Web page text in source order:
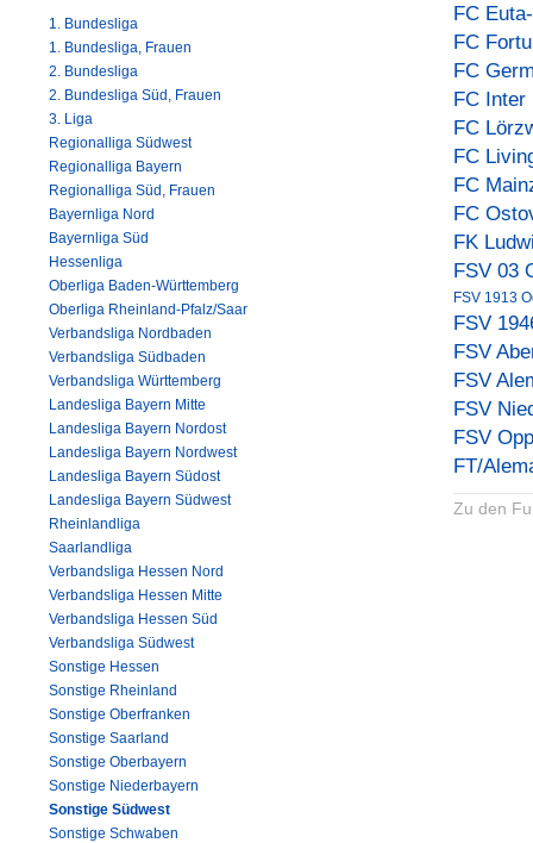
1. Bundesliga
1. Bundesliga, Frauen
2. Bundesliga
2. Bundesliga Süd, Frauen
3. Liga
Regionalliga Südwest
Regionalliga Bayern
Regionalliga Süd, Frauen
Bayernliga Nord
Bayernliga Süd
Hessenliga
Oberliga Baden-Württemberg
Oberliga Rheinland-Pfalz/Saar
Verbandsliga Nordbaden
Verbandsliga Südbaden
Verbandsliga Württemberg
Landesliga Bayern Mitte
Landesliga Bayern Nordost
Landesliga Bayern Nordwest
Landesliga Bayern Südost
Landesliga Bayern Südwest
Rheinlandliga
Saarlandliga
Verbandsliga Hessen Nord
Verbandsliga Hessen Mitte
Verbandsliga Hessen Süd
Verbandsliga Südwest
Sonstige Hessen
Sonstige Rheinland
Sonstige Oberfranken
Sonstige Saarland
Sonstige Oberbayern
Sonstige Niederbayern
Sonstige Südwest
Sonstige Schwaben
FC
FC
FC
FC Inter
FC
FC
FC
FC
FK
FSV 03
FSV 1913
FSV
FSV
FSV
FSV
FSV
FT/
Zu den